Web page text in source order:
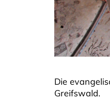
Die
Greifswald.